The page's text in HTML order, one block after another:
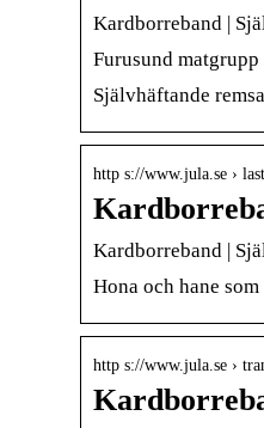
Kardborreband |
Furusund
Självhäftande
http s://www.jula.se ›
Kardborreband |
Hona och hane
http s://www.jula.se ›